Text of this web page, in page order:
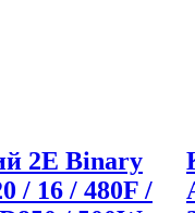
2E Binary
/ 16 / 480F /